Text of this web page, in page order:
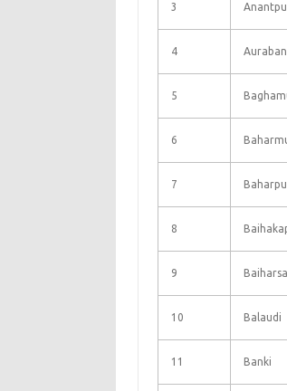
3
4
5
6
7
8
9
10 Balaudi
11 Banki